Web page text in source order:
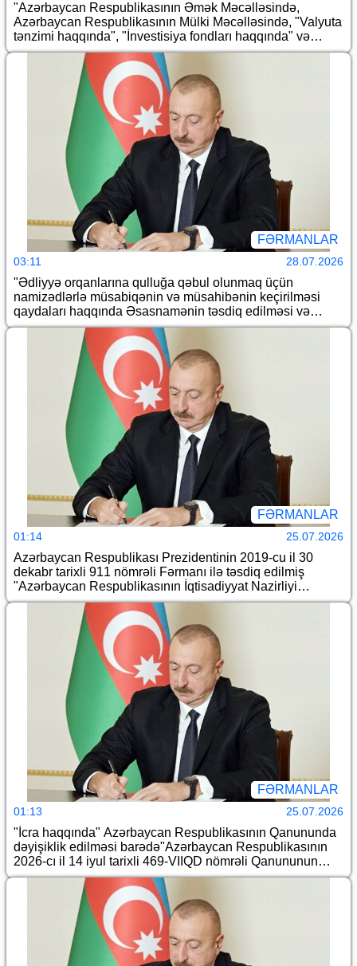
"Azərbaycan Respublikasının Əmək Məcəlləsində,
Azərbaycan Respublikasının Mülki Məcəlləsində, "Valyuta
tənzimi haqqında", "İnvestisiya fondları haqqında" və
"Qiymətli kağızlar bazarı haqqında" Azərbaycan
Respublikasının qanunlarında dəyişiklik edilməsi barədə"
Azərbaycan Respublikasının 2026-cı il 14 iyul tarixli 452-
VIIQD nömrəli Qanununun tətbiqi və "İnvestisiya fondları
haqqında" Azərbaycan Respublikası Qanununun tətbiq
edilməsi barədə" Azərbaycan Respublikası Prezidentinin
2010-cu il 12 noyabr tarixli 353 nömrəli Fərmanında
dəyişiklik edilməsi haqqında
FƏRMANLAR
03:11 28.07.2026
"Ədliyyə orqanlarına qulluğa qəbul olunmaq üçün
namizədlərlə müsabiqənin və müsahibənin keçirilməsi
qaydaları haqqında Əsasnamənin təsdiq edilməsi və
Azərbaycan Respublikası Prezidentinin bəzi
fərmanlarında dəyişikliklər edilməsi barədə" Azərbaycan
Respublikası Prezidentinin 2007-ci il 13 dekabr tarixli 673
nömrəli Fərmanında dəyişiklik edilməsi haqqında
FƏRMANLAR
01:14 25.07.2026
Azərbaycan Respublikası Prezidentinin 2019-cu il 30
dekabr tarixli 911 nömrəli Fərmanı ilə təsdiq edilmiş
"Azərbaycan Respublikasının İqtisadiyyat Nazirliyi
haqqında Əsasnamə"də dəyişiklik edilməsi barədə
FƏRMANLAR
01:13 25.07.2026
"İcra haqqında" Azərbaycan Respublikasının Qanununda
dəyişiklik edilməsi barədə"Azərbaycan Respublikasının
2026-cı il 14 iyul tarixli 469-VIIQD nömrəli Qanununun
icrası ilə əlaqədar Azərbaycan Respublikası Prezidentinin
bəzi fərmanlarında dəyişiklik edilməsi haqqında